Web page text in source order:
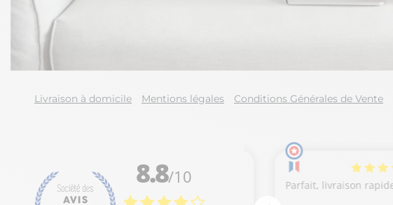
Livraison à domicile Mentions légales Conditions Générales de Vente